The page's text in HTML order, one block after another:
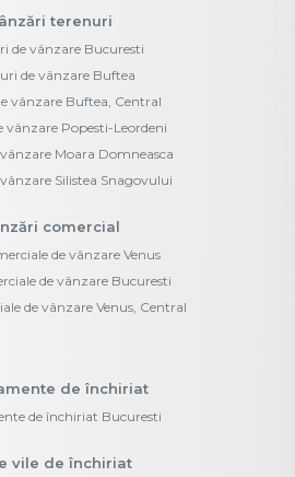
terenuri
de vânzare Bucuresti
de vânzare Buftea
vânzare Buftea, Central
vânzare Popesti-Leordeni
Moara Domneasca
Silistea Snagovului
comercial
de vânzare Venus
de vânzare Bucuresti
de vânzare Venus, Central
de închiriat
de închiriat Bucuresti
vile de închiriat